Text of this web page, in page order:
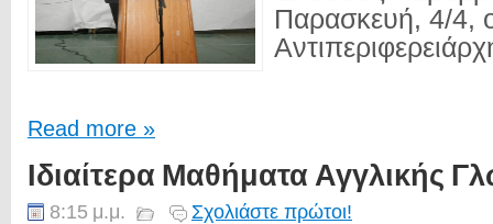
Παρασκευή, 4/4,
Read more »
Ιδιαίτερα Μαθήματα Αγγλικής
8:15 μ.μ. Σχολιάστε πρώτοι!